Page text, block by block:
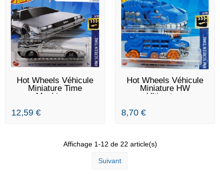
RUPTURE DE STOCK
Hot Wheels Véhicule
Miniature Time
Machine...
12,59 €
RUPTURE DE STOCK
Hot Wheels Véhicule
Miniature HW
Ultimate...
8,70 €
Affichage 1-12 de 22 article(s)
Suivant